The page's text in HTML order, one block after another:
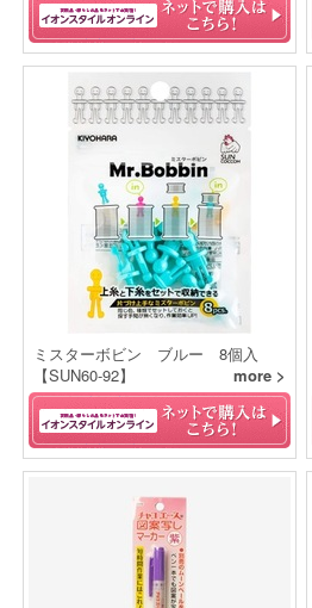
ミスターボビン ブルー 8個入
【SUN60-92】
more >